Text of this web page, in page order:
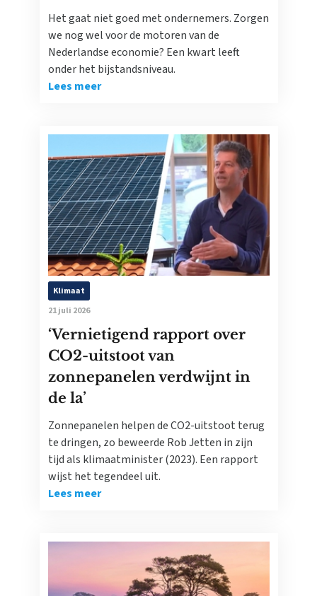
Het gaat niet goed met ondernemers. Zorgen
we nog wel voor de motoren van de
Nederlandse economie? Een kwart leeft
onder het bijstandsniveau.
Lees meer
Klimaat
21 juli 2026
‘Vernietigend rapport over
CO2-uitstoot van
zonnepanelen verdwijnt in
de la’
Zonnepanelen helpen de CO2-uitstoot terug
te dringen, zo beweerde Rob Jetten in zijn
tijd als klimaatminister (2023). Een rapport
wijst het tegendeel uit.
Lees meer